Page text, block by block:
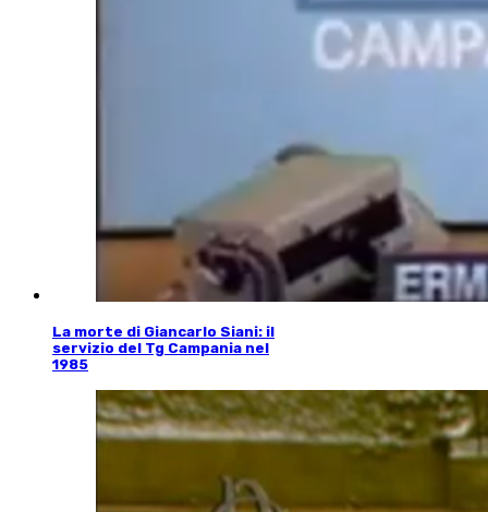
La morte di Giancarlo Siani: il
servizio del Tg Campania nel
1985